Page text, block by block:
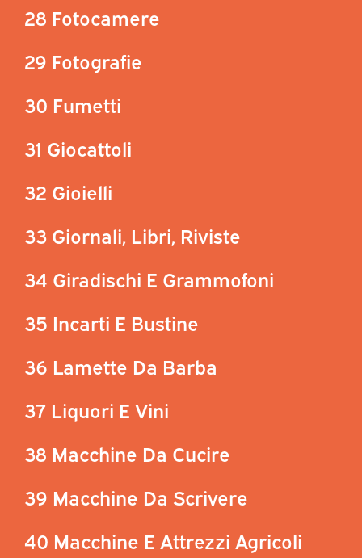
28 Fotocamere
29 Fotografie
30 Fumetti
31 Giocattoli
32 Gioielli
33 Giornali, Libri, Riviste
34 Giradischi E Grammofoni
35 Incarti E Bustine
36 Lamette Da Barba
37 Liquori E Vini
38 Macchine Da Cucire
39 Macchine Da Scrivere
40 Macchine E Attrezzi Agricoli